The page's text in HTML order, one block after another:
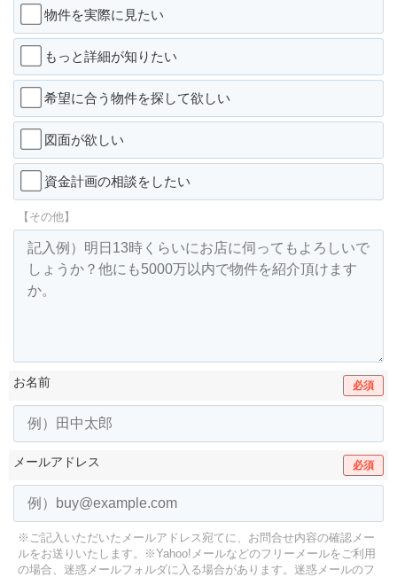
物件を実際に見たい
もっと詳細が知りたい
希望に合う物件を探して欲しい
図面が欲しい
資金計画の相談をしたい
【その他】
お名前 必須
メールアドレス 必須
※ご記入いただいたメールアドレス宛てに、お問合せ内容の確認メー
ルをお送りいたします。
※Yahoo!メールなどのフリーメールをご利用
の場合、迷惑メールフォルダに入る場合があります。 迷惑メールのフ